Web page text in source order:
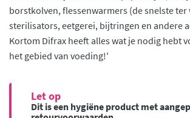
borstkolven, flessenwarmers (de snelste ter
sterilisators, eetgerei, bijtringen en andere
Kortom Difrax heeft alles wat je nodig hebt
het gebied van voeding!'
Let op
Dit is een hygiëne product met